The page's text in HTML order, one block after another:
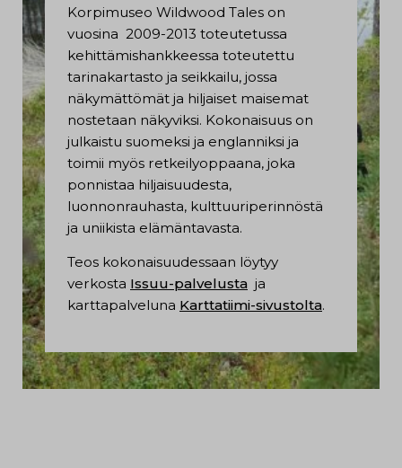
Korpimuseo Wildwood Tales on
vuosina 2009-2013 toteutetussa
kehittämishankkeessa toteutettu
tarinakartasto ja seikkailu, jossa
näkymättömät ja hiljaiset maisemat
nostetaan näkyviksi. Kokonaisuus on
julkaistu suomeksi ja englanniksi ja
toimii myös retkeilyoppaana, joka
ponnistaa hiljaisuudesta,
luonnonrauhasta, kulttuuriperinnöstä
ja uniikista elämäntavasta.
Teos kokonaisuudessaan löytyy
verkosta Issuu-palvelusta ja
karttapalveluna Karttatiimi-sivustolta.